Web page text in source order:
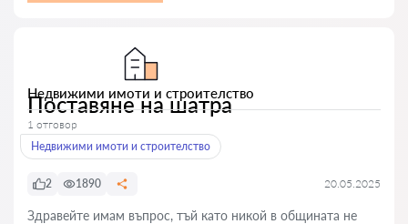
Недвижими имоти и строителство
Поставяне на шатра
1 отговор
Недвижими имоти и строителство
2 1890 20.05.2025
Здравейте имам въпрос, тъй като никой в общината не